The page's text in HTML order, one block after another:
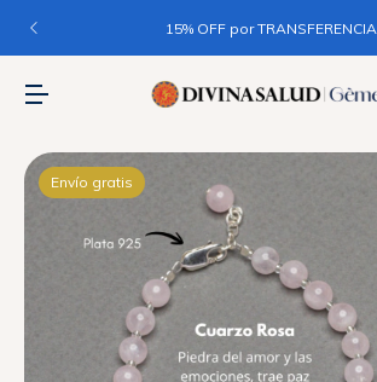
15% OFF por TRANSFERENCIA
Envío gratis